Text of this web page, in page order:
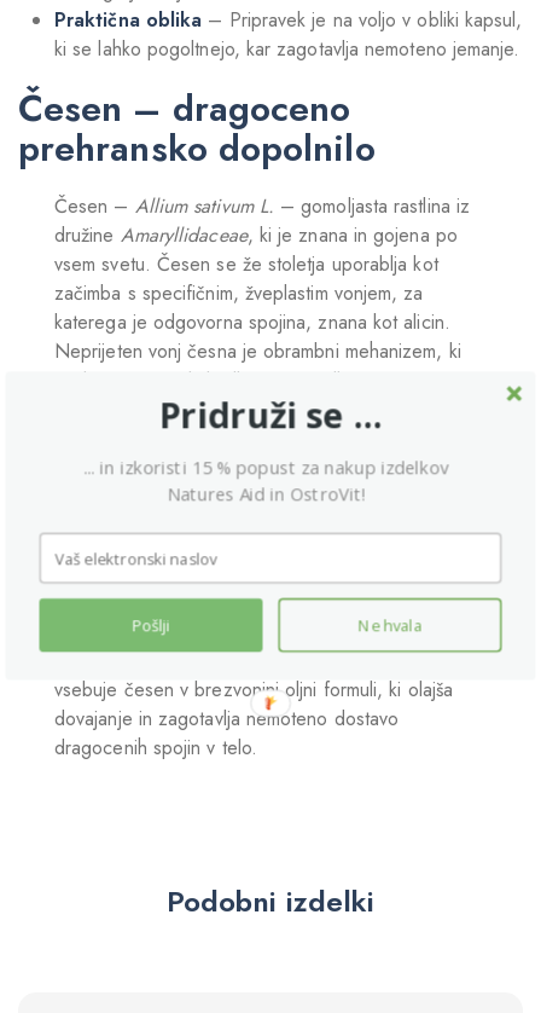
Praktična oblika – Pripravek je na voljo v obliki kapsul,
ki se lahko pogoltnejo, kar zagotavlja nemoteno jemanje.
Česen – dragoceno
prehransko dopolnilo
Česen – Allium sativum L. – gomoljasta rastlina iz
družine Amaryllidaceae, ki je znana in gojena po
vsem svetu. Česen se že stoletja uporablja kot
začimba s specifičnim, žveplastim vonjem, za
katerega je odgovorna spojina, znana kot alicin.
Neprijeten vonj česna je obrambni mehanizem, ki
rastlino ščiti pred škodljivci in žuželkami.
Hkrati je alicin ena glavnih aktivnih sestavin v rastlini,
ki je odgovorna za številne dragocene lastnosti
česna. Zanimivo je, da se alicin v česnu tvori šele
sprosti, je treba stroke česna razrezati ali zdrobiti.
Uživanje surovega česna je povezano z neprijetnim,
za mnoge celo odvratnim vonjem. Odlična rešitev je
lahko uporaba pripravka česna v kapsulah, ki
vsebuje česen v brezvonjni oljni formuli, ki olajša
dovajanje in zagotavlja nemoteno dostavo
dragocenih spojin v telo.
Podobni izdelki
Pridruži se ...
... in izkoristi 15 % popust za nakup izdelkov
Natures Aid in OstroVit!
Pošlji Ne hvala